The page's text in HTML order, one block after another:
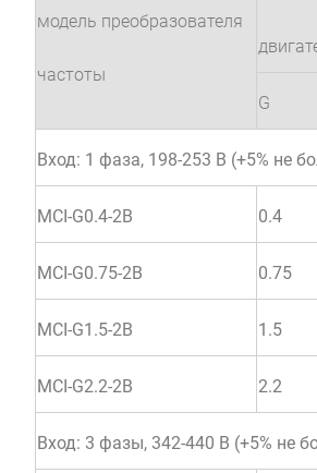
модель преобразователя
частоты
G
Вход: 1 фаза, 198-253 В (+5% не
MCI-G0.4-2B 0.4
MCI-G0.75-2B 0.75
MCI-G1.5-2B 1.5
MCI-G2.2-2B 2.2
Вход: 3 фазы, 342-440 В (+5% не